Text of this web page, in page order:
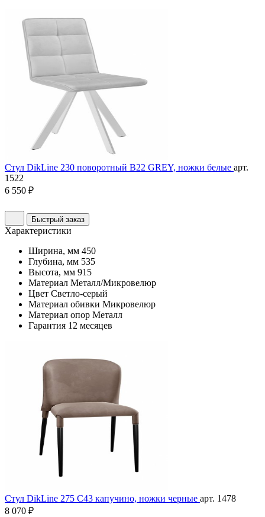
Стул DikLine 230 поворотный B22 GREY, ножки белые арт.
1522
6 550 ₽
Быстрый заказ
Характеристики
Ширина, мм 450
Глубина, мм 535
Высота, мм 915
Материал Металл/Микровелюр
Цвет Светло-серый
Материал обивки Микровелюр
Материал опор Металл
Гарантия 12 месяцев
Стул DikLine 275 C43 капучино, ножки черные арт. 1478
8 070 ₽